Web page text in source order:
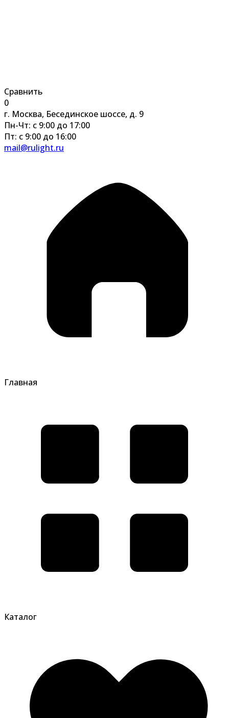
Сравнить
0
г. Москва, Бесединское шоссе, д. 9
Пн-Чт: с 9:00 до 17:00
Пт: с 9:00 до 16:00
mail@rulight.ru
Главная
Каталог